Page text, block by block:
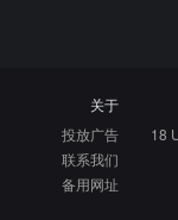
关于
投放广告
联系我们
备用网址
18